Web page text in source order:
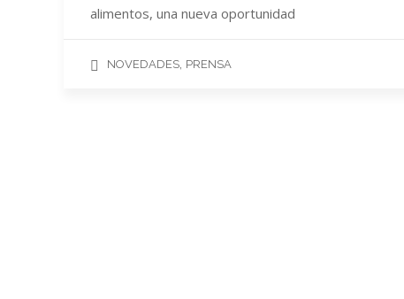
alimentos, una nueva oportunidad
NOVEDADES, PRENSA